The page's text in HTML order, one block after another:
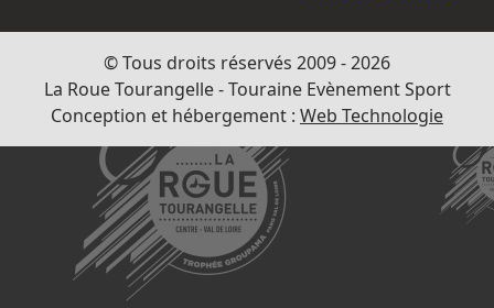
© Tous droits réservés 2009 - 2026
La Roue Tourangelle - Touraine Evènement Sport
Conception et hébergement : Web Technologie